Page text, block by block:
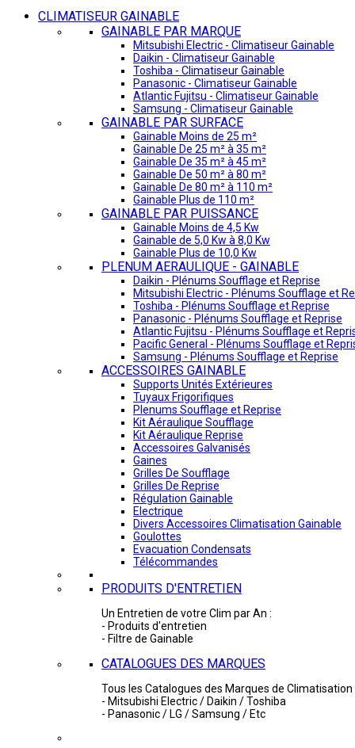
CLIMATISEUR GAINABLE
GAINABLE PAR MARQUE
Mitsubishi Electric - Climatiseur Gainable
Daikin - Climatiseur Gainable
Toshiba - Climatiseur Gainable
Panasonic - Climatiseur Gainable
Atlantic Fujitsu - Climatiseur Gainable
Samsung - Climatiseur Gainable
GAINABLE PAR SURFACE
Gainable Moins de 25 m²
Gainable De 25 m² à 35 m²
Gainable De 35 m² à 45 m²
Gainable De 50 m² à 80 m²
Gainable De 80 m² à 110 m²
Gainable Plus de 110 m²
GAINABLE PAR PUISSANCE
Gainable Moins de 4,5 Kw
Gainable de 5,0 Kw à 8,0 Kw
Gainable Plus de 10,0 Kw
PLENUM AERAULIQUE - GAINABLE
Daikin - Plénums Soufflage et Reprise
Mitsubishi Electric - Plénums Soufflage et
Toshiba - Plénums Soufflage et Reprise
Panasonic - Plénums Soufflage et Reprise
Atlantic Fujitsu - Plénums Soufflage et
Pacific General - Plénums Soufflage et
Samsung - Plénums Soufflage et Reprise
ACCESSOIRES GAINABLE
Supports Unités Extérieures
Tuyaux Frigorifiques
Plenums Soufflage et Reprise
Kit Aéraulique Soufflage
Kit Aéraulique Reprise
Accessoires Galvanisés
Gaines
Grilles De Soufflage
Grilles De Reprise
Régulation Gainable
Electrique
Divers Accessoires Climatisation Gainable
Goulottes
Evacuation Condensats
Télécommandes
PRODUITS D'ENTRETIEN
Un Entretien de votre Clim par An :
- Produits d'entretien
- Filtre de Gainable
CATALOGUES DES MARQUES
Tous les Catalogues des Marques de Climatisation
- Mitsubishi Electric / Daikin / Toshiba
- Panasonic / LG / Samsung / Etc